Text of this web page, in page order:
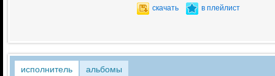
скачать в плейлист
исполнитель альбомы